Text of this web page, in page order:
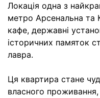
Локація одна з
метро Арсенальна та
кафе, державні
історичних памяток
лавра.
Ця квартира стане
власного проживання,